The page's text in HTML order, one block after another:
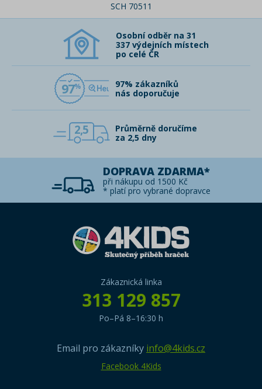
SCH 70511
Osobní odběr na 31
337 výdejních místech
po celé ČR
97
97% zákazníků
nás doporučuje
2,5
Průměrně doručíme
za 2,5 dny
DOPRAVA ZDARMA*
při nákupu od 1500 Kč
* platí pro vybrané dopravce
Zákaznická linka
313 129 857
Po–Pá 8–16:30 h
Email pro zákazníky info@4kids.cz
Facebook 4Kids